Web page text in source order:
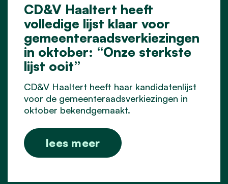
CD&V Haaltert heeft
volledige lijst klaar voor
gemeenteraadsverkiezingen
in oktober: “Onze sterkste
lijst ooit”
CD&V Haaltert heeft haar kandidatenlijst
voor de gemeenteraadsverkiezingen in
oktober bekendgemaakt.
lees meer